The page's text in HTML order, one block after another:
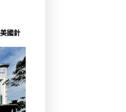
國針